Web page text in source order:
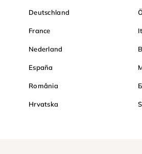
Deutschland
France
Nederland
España
România
Hrvatska